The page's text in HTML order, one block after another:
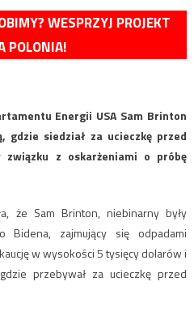
WESPRZYJ PROJEKT
POLONIA!
Energii USA Sam Brinton
gdzie siedział za ucieczkę przed
z oskarżeniami o próbę
że Sam Brinton, niebinarny były
Bidena, zajmujący się odpadami
w wysokości 5 tysięcy dolarów i
przebywał za ucieczkę przed